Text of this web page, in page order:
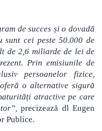
de succes și o dovadă
cei peste 50.000 de
de 2,6 miliarde de lei de
Prin emisiunile de
persoanelor fizice,
o alternative sigură
atractive pe care
precizează dl Eugen
Publice.